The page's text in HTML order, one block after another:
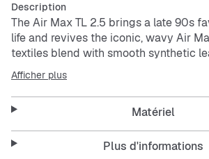
Description
The Air Max TL 2.5 brings a late 90s
life and revives the iconic, wavy Air
textiles blend with smooth synthetic
finish, while the full-length Max Air
a springy feel with every step.
The upper combines meshwith
leather to ensure breathability and
The soft, comfortable Max Air
Afficher plus
Matériel
Plus d'informations